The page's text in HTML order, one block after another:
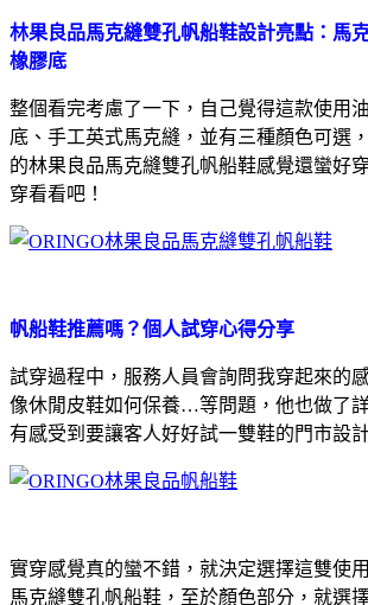
林果良品馬克縫雙孔帆船鞋設計亮點：馬
橡膠底
整個看完考慮了一下，自己覺得這款使用
底、手工英式馬克縫，並有三種顏色可選
的林果良品馬克縫雙孔帆船鞋感覺還蠻好
穿看看吧！
帆船鞋推薦嗎？個人試穿心得分享
試穿過程中，服務人員會詢問我穿起來的
像休閒皮鞋如何保養…等問題，他也做了
有感受到要讓客人好好試一雙鞋的門市設
實穿感覺真的蠻不錯，就決定選擇這雙使
馬克縫雙孔帆船鞋，至於顏色部分，就選